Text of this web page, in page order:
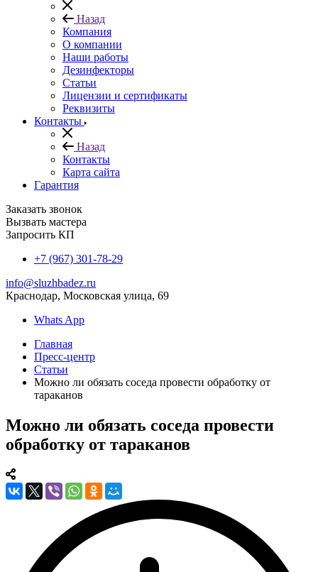
Назад
Компания
О компании
Наши работы
Дезинфекторы
Статьи
Лицензии и сертификаты
Реквизиты
Контакты
Назад
Контакты
Карта сайта
Гарантия
Заказать звонок
Вызвать мастера
Запросить КП
+7 (967) 301-78-29
info@sluzhbadez.ru
Краснодар, Московская улица, 69
Whats App
Главная
Пресс-центр
Статьи
Можно ли обязать соседа провести обработку от
тараканов
Можно ли обязать соседа провести
обработку от тараканов